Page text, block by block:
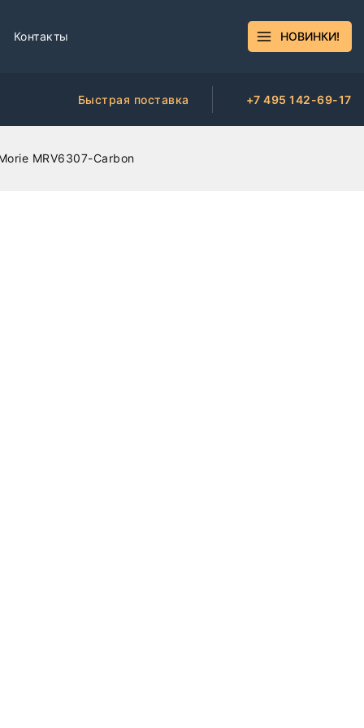
Контакты НОВИНКИ!
Быстрая поставка +7 495 142-69-17
MRV6307-Carbon